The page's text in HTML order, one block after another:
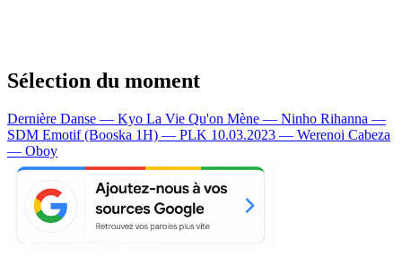
Sélection du moment
Dernière Danse — Kyo La Vie Qu'on Mène — Ninho Rihanna —
SDM Emotif (Booska 1H) — PLK 10.03.2023 — Werenoi Cabeza
— Oboy